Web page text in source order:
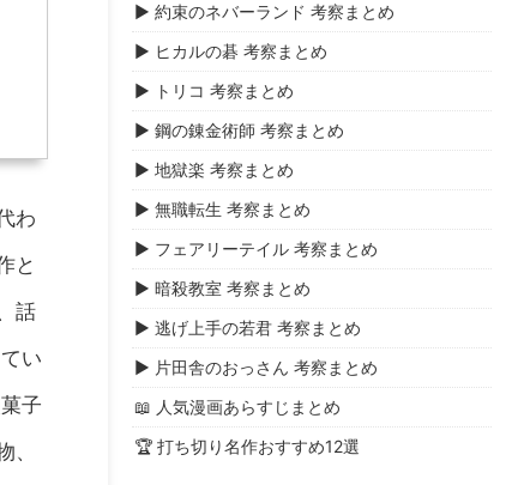
わ
と
話
い
子
▶ 約束のネバーランド 考察まとめ
▶ ヒカルの碁 考察まとめ
▶ トリコ 考察まとめ
▶ 鋼の錬金術師 考察まとめ
▶ 地獄楽 考察まとめ
▶ 無職転生 考察まとめ
▶ フェアリーテイル 考察まとめ
▶ 暗殺教室 考察まとめ
▶ 逃げ上手の若君 考察まとめ
▶ 片田舎のおっさん 考察まとめ
📖 人気漫画あらすじまとめ
🏆 打ち切り名作おすすめ12選